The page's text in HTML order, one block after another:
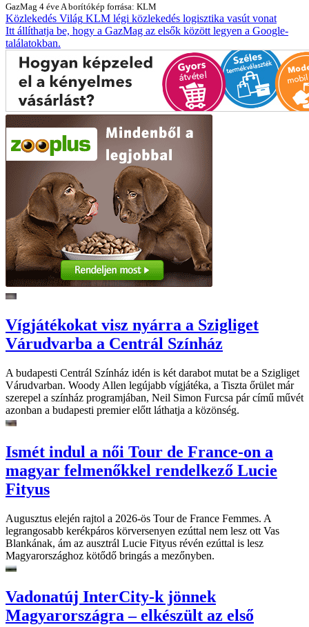
GazMag 4 éve A borítókép forrása: KLM
Közlekedés Világ KLM légi közlekedés logisztika vasút vonat
Itt állíthatja be, hogy a GazMag az elsők között legyen a Google-
találatokban.
Vígjátékokat visz nyárra a Szigliget
Várudvarba a Centrál Színház
A budapesti Centrál Színház idén is két darabot mutat be a Szigliget
Várudvarban. Woody Allen legújabb vígjátéka, a Tiszta őrület már
szerepel a színház programjában, Neil Simon Furcsa pár című művét
azonban a budapesti premier előtt láthatja a közönség.
Ismét indul a női Tour de France-on a
magyar felmenőkkel rendelkező Lucie
Fityus
Augusztus elején rajtol a 2026-ös Tour de France Femmes. A
legrangosabb kerékpáros körversenyen ezúttal nem lesz ott Vas
Blankának, ám az ausztrál Lucie Fityus révén ezúttal is lesz
Magyarországhoz kötődő bringás a mezőnyben.
Vadonatúj InterCity-k jönnek
Magyarországra – elkészült az első